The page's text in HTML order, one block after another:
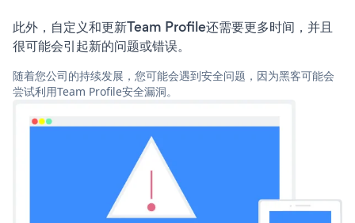
此外，自定义和更新Team Profile还需要更多时间，并且
很可能会引起新的问题或错误。
随着您公司的持续发展，您可能会遇到安全问题，因为黑客可能会
尝试利用Team Profile安全漏洞。